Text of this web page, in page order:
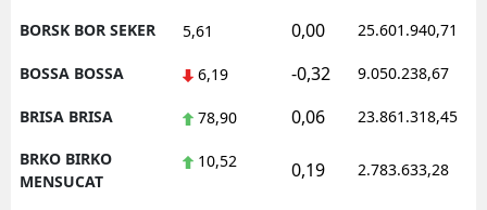
BORSK BOR SEKER 5,61 0,00 25.601.940,71
BOSSA BOSSA 6,19 -0,32 9.050.238,67
BRISA BRISA 78,90 0,06 23.861.318,45
BRKO BIRKO
MENSUCAT
10,52 0,19 2.783.633,28